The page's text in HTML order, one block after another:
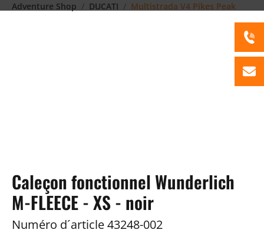
Adventure Shop DUCATI Multistrada V4 Pikes Peak
Caleçon fonctionnel Wunderlich
M-FLEECE - XS - noir
Numéro d´article43248-002